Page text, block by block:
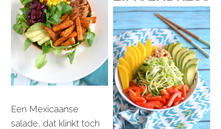
Een Mexicaanse
salade, dat klinkt toch